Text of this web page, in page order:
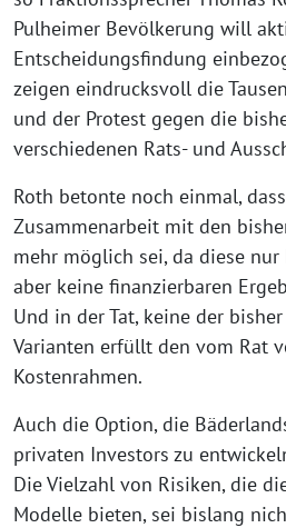
Pulheimer Bevölkerung will
Entscheidungsfindung
zeigen eindrucksvoll die
und der Protest gegen die
verschiedenen Rats- und
Roth betonte noch einmal,
Zusammenarbeit mit den
mehr möglich sei, da diese nur
aber keine finanzierbaren
Und in der Tat, keine der
Varianten erfüllt den vom Rat
Kostenrahmen.
Auch die Option, die
privaten Investors zu
Die Vielzahl von Risiken, die
Modelle bieten, sei bislang